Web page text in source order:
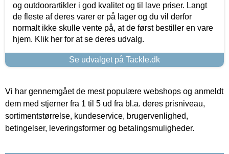
og outdoorartikler i god kvalitet og til lave priser. Langt
de fleste af deres varer er på lager og du vil derfor
normalt ikke skulle vente på, at de først bestiller en vare
hjem. Klik her for at se deres udvalg.
Se udvalget på Tackle.dk
Vi har gennemgået de mest populære webshops og anmeldt
dem med stjerner fra 1 til 5 ud fra bl.a. deres prisniveau,
sortimentstørrelse, kundeservice, brugervenlighed,
betingelser, leveringsformer og betalingsmuligheder.